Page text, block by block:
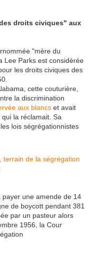
droits civiques" aux
"mère du
Lee Parks est considérée
les droits civiques des
cette couturière,
la discrimination
aux blancs et avait
la réclamait. Sa
lois ségrégationnistes
une amende de 14
de boycott pendant 381
par un pasteur alors
1956, la Cour